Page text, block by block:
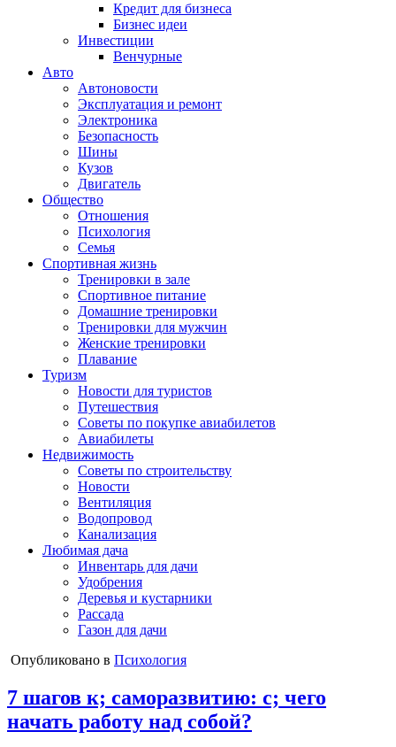
Кредит для бизнеса
Бизнес идеи
Инвестиции
Венчурные
Авто
Автоновости
Эксплуатация и ремонт
Электроника
Безопасность
Шины
Кузов
Двигатель
Общество
Отношения
Психология
Семья
Спортивная жизнь
Тренировки в зале
Спортивное питание
Домашние тренировки
Тренировки для мужчин
Женские тренировки
Плавание
Туризм
Новости для туристов
Путешествия
Советы по покупке авиабилетов
Авиабилеты
Недвижимость
Советы по строительству
Новости
Вентиляция
Водопровод
Канализация
Любимая дача
Инвентарь для дачи
Удобрения
Деревья и кустарники
Рассада
Газон для дачи
Опубликовано в Психология
7 шагов к; саморазвитию: с; чего
начать работу над собой?